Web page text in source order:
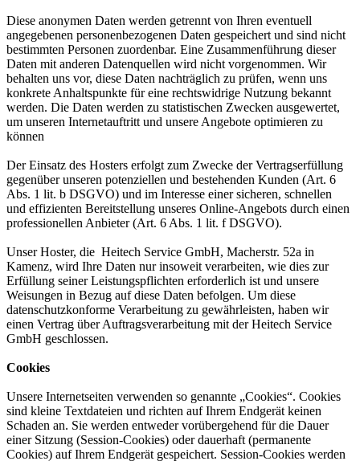
Diese anonymen Daten werden getrennt von Ihren eventuell
angegebenen personenbezogenen Daten gespeichert und sind nicht
bestimmten Personen zuordenbar. Eine Zusammenführung dieser
Daten mit anderen Datenquellen wird nicht vorgenommen. Wir
behalten uns vor, diese Daten nachträglich zu prüfen, wenn uns
konkrete Anhaltspunkte für eine rechtswidrige Nutzung bekannt
werden. Die Daten werden zu statistischen Zwecken ausgewertet,
um unseren Internetauftritt und unsere Angebote optimieren zu
können
Der Einsatz des Hosters erfolgt zum Zwecke der Vertragserfüllung
gegenüber unseren potenziellen und bestehenden Kunden (Art. 6
Abs. 1 lit. b DSGVO) und im Interesse einer sicheren, schnellen
und effizienten Bereitstellung unseres Online-Angebots durch einen
professionellen Anbieter (Art. 6 Abs. 1 lit. f DSGVO).
Unser Hoster, die Heitech Service GmbH, Macherstr. 52a in
Kamenz, wird Ihre Daten nur insoweit verarbeiten, wie dies zur
Erfüllung seiner Leistungspflichten erforderlich ist und unsere
Weisungen in Bezug auf diese Daten befolgen. Um diese
datenschutzkonforme Verarbeitung zu gewährleisten, haben wir
einen Vertrag über Auftragsverarbeitung mit der Heitech Service
GmbH geschlossen.
Cookies
Unsere Internetseiten verwenden so genannte „Cookies“. Cookies
sind kleine Textdateien und richten auf Ihrem Endgerät keinen
Schaden an. Sie werden entweder vorübergehend für die Dauer
einer Sitzung (Session-Cookies) oder dauerhaft (permanente
Cookies) auf Ihrem Endgerät gespeichert. Session-Cookies werden